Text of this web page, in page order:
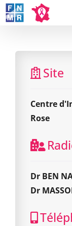
Skip
to
Site
Centre
Rose
Dr BEN
Dr